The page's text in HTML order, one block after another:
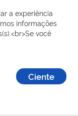
a experiência
informações
você
Ciente